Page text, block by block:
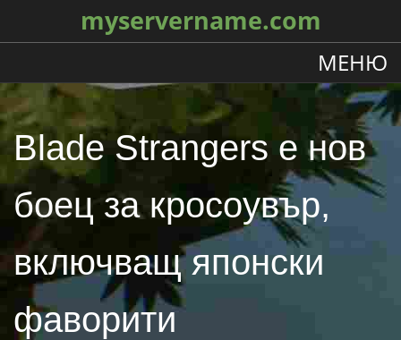
myservername.com
МЕНЮ
Blade Strangers е нов
боец ​​за кросоувър,
включващ японски
фаворити